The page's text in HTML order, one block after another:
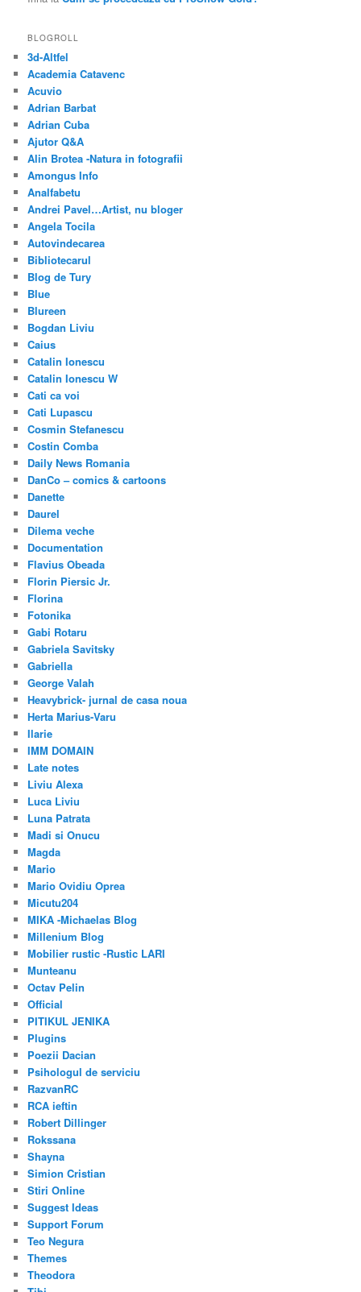
BLOGROLL
3d-Altfel
Academia Catavenc
Acuvio
Adrian Barbat
Adrian Cuba
Ajutor Q&A
Alin Brotea -Natura in fotografii
Amongus Info
Analfabetu
Andrei Pavel…Artist, nu bloger
Angela Tocila
Autovindecarea
Bibliotecarul
Blog de Tury
Blue
Blureen
Bogdan Liviu
Caius
Catalin Ionescu
Catalin Ionescu W
Cati ca voi
Cati Lupascu
Cosmin Stefanescu
Costin Comba
Daily News Romania
DanCo – comics & cartoons
Danette
Daurel
Dilema veche
Documentation
Flavius Obeada
Florin Piersic Jr.
Florina
Fotonika
Gabi Rotaru
Gabriela Savitsky
Gabriella
George Valah
Heavybrick- jurnal de casa noua
Herta Marius-Varu
Ilarie
IMM DOMAIN
Late notes
Liviu Alexa
Luca Liviu
Luna Patrata
Madi si Onucu
Magda
Mario
Mario Ovidiu Oprea
Micutu204
MIKA -Michaelas Blog
Millenium Blog
Mobilier rustic -Rustic LARI
Munteanu
Octav Pelin
Official
PITIKUL JENIKA
Plugins
Poezii Dacian
Psihologul de serviciu
RazvanRC
RCA ieftin
Robert Dillinger
Rokssana
Shayna
Simion Cristian
Stiri Online
Suggest Ideas
Support Forum
Teo Negura
Themes
Theodora